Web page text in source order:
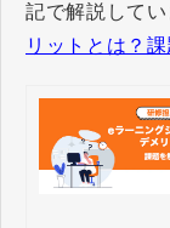
記で解説してい
リットとは？